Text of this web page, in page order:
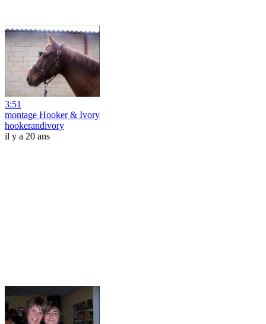
3:51
montage Hooker & Ivory
hookerandivory
il y a 20 ans